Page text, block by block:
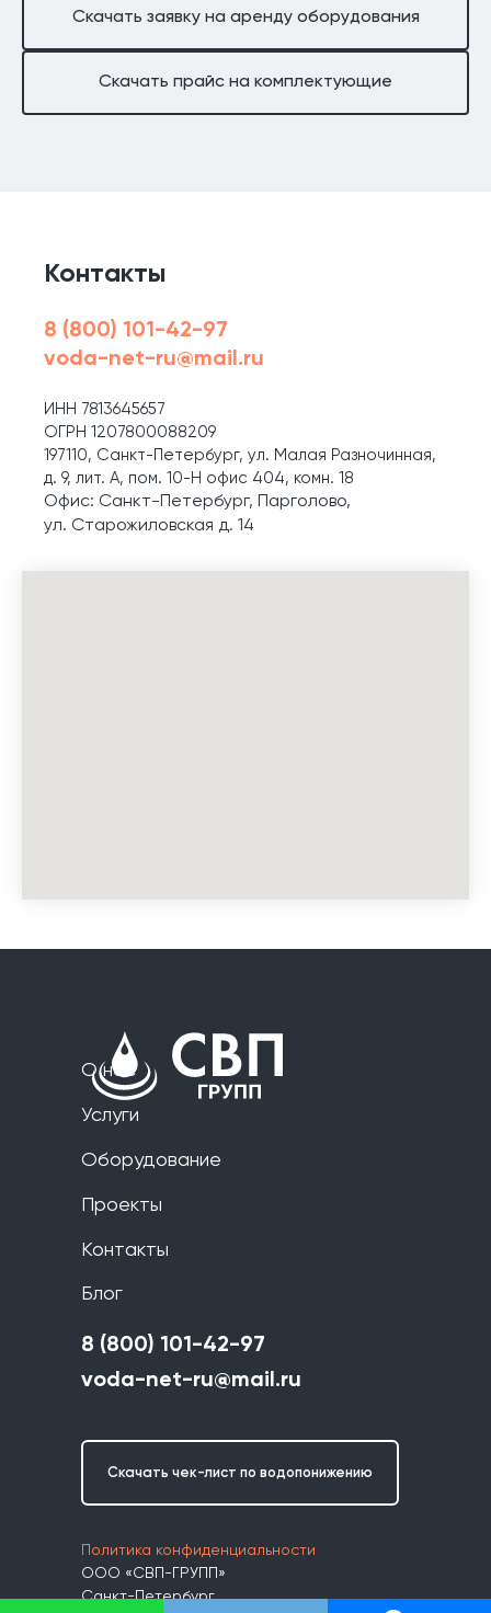
Скачать заявку на аренду оборудования
Скачать прайс на комплектующие
Контакты
8 (800) 101-42-97
voda-net-ru@mail.ru
ИНН 7813645657
ОГРН 1207800088209
197110, Санкт-Петербург, ул. Малая Разночинная,
д. 9, лит. А, пом. 10-Н офис 404, комн. 18
Офис: Санкт-Петербург, Парголово,
ул. Старожиловская д. 14
О нас
Услуги
Оборудование
Проекты
Контакты
Блог
Политика конфиденциальности
ООО «СВП-ГРУПП»
Санкт-Петербург
Скачать чек-лист по водопонижению
voda-net-ru@mail.ru
8 (800) 101-42-97